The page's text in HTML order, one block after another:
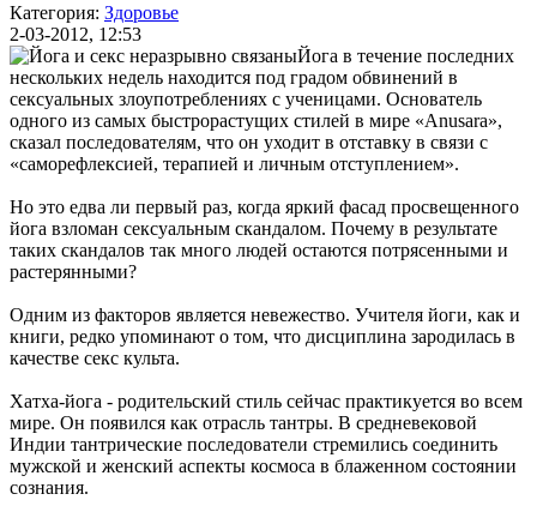
Категория: Здоровье
2-03-2012, 12:53
Йога в течение последних
нескольких недель находится под градом обвинений в
сексуальных злоупотреблениях с ученицами. Основатель
одного из самых быстрорастущих стилей в мире «Anusara»,
сказал последователям, что он уходит в отставку в связи с
«саморефлексией, терапией и личным отступлением».
Но это едва ли первый раз, когда яркий фасад просвещенного
йога взломан сексуальным скандалом. Почему в результате
таких скандалов так много людей остаются потрясенными и
растерянными?
Одним из факторов является невежество. Учителя йоги, как и
книги, редко упоминают о том, что дисциплина зародилась в
качестве секс культа.
Хатха-йога - родительский стиль сейчас практикуется во всем
мире. Он появился как отрасль тантры. В средневековой
Индии тантрические последователи стремились соединить
мужской и женский аспекты космоса в блаженном состоянии
сознания.